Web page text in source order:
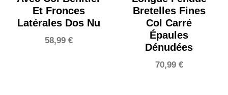
Et Fronces
Latérales Dos Nu
58,99€
Bretelles Fines
Col Carré
Épaules
Dénudées
70,99 €